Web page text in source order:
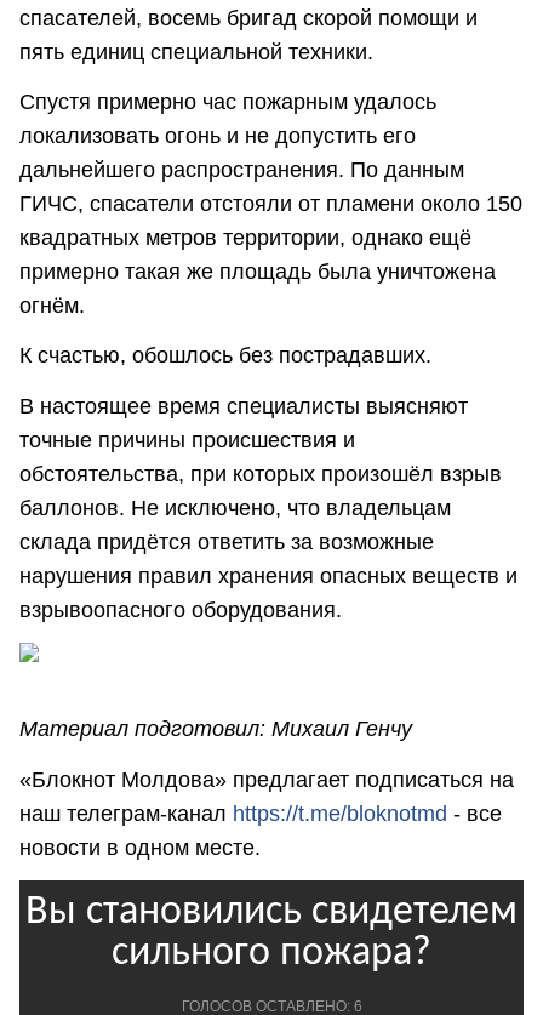
спасателей, восемь бригад скорой помощи и
пять единиц специальной техники.
Спустя примерно час пожарным удалось
локализовать огонь и не допустить его
дальнейшего распространения. По данным
ГИЧС, спасатели отстояли от пламени около 150
квадратных метров территории, однако ещё
примерно такая же площадь была уничтожена
огнём.
К счастью, обошлось без пострадавших.
В настоящее время специалисты выясняют
точные причины происшествия и
обстоятельства, при которых произошёл взрыв
баллонов. Не исключено, что владельцам
склада придётся ответить за возможные
нарушения правил хранения опасных веществ и
взрывоопасного оборудования.
Материал подготовил: Михаил Генчу
«Блокнот Молдова» предлагает подписаться на
наш телеграм-канал https://t.me/bloknotmd - все
новости в одном месте.